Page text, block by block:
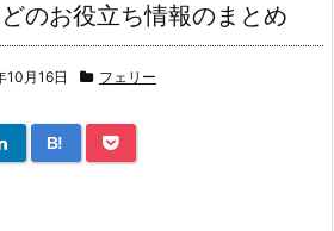
のお役立ち情報のまとめ
10月16日 フェリー
B!